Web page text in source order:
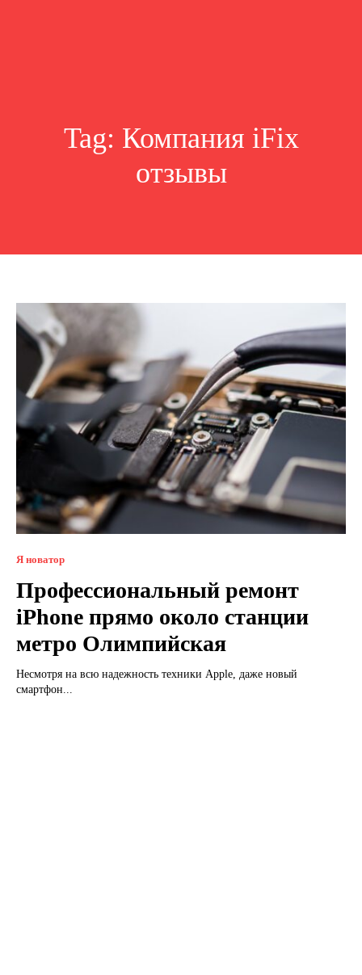
Tag: Компания iFix
отзывы
Я новатор
Профессиональный ремонт
iPhone прямо около станции
метро Олимпийская
Несмотря на всю надежность техники Apple, даже новый
смартфон...